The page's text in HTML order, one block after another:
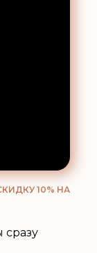
сразу
10% НА